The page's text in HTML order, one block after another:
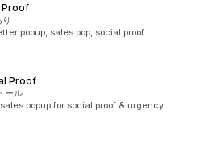
Proof
popup, sales pop, social proof.
Proof
ール
popup for social proof & urgency